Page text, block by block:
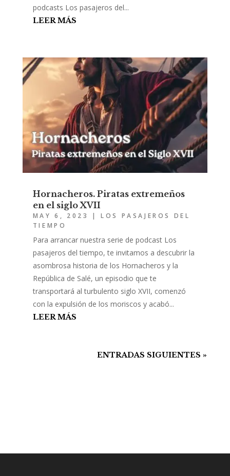
podcasts Los pasajeros del...
LEER MÁS
Hornacheros. Piratas extremeños
en el siglo XVII
MAY 6, 2023 |LOS PASAJEROS DEL
TIEMPO
Para arrancar nuestra serie de podcast Los
pasajeros del tiempo, te invitamos a descubrir la
asombrosa historia de los Hornacheros y la
República de Salé, un episodio que te
transportará al turbulento siglo XVII, comenzó
con la expulsión de los moriscos y acabó...
LEER MÁS
ENTRADAS SIGUIENTES »